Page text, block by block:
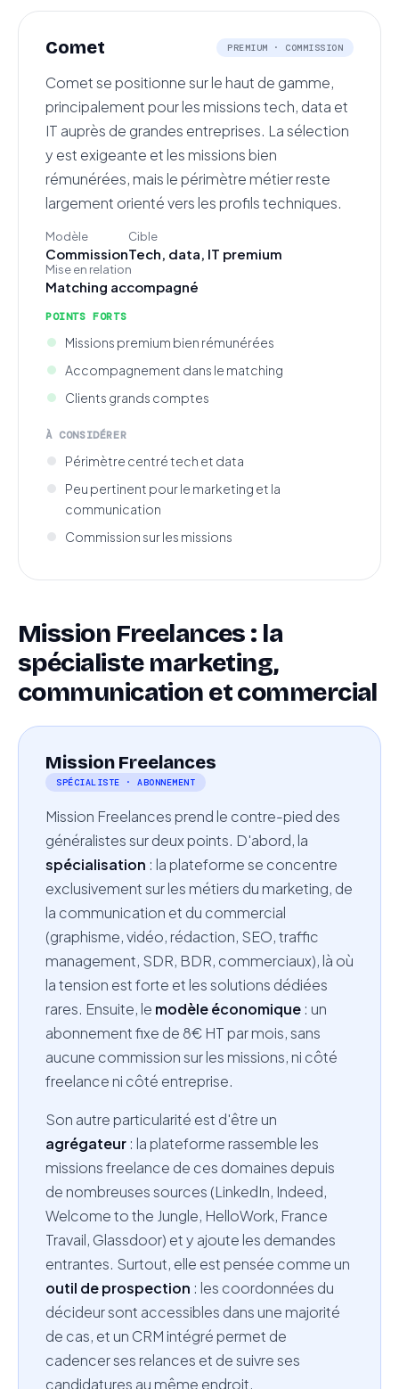
Comet PREMIUM · COMMISSION
Comet se positionne sur le haut de gamme,
principalement pour les missions tech, data et
IT auprès de grandes entreprises. La sélection
y est exigeante et les missions bien
rémunérées, mais le périmètre métier reste
largement orienté vers les profils techniques.
Modèle
Commission
Cible
Tech, data, IT premium
Mise en relation
Matching accompagné
POINTS FORTS
Missions premium bien rémunérées
Accompagnement dans le matching
Clients grands comptes
À CONSIDÉRER
Périmètre centré tech et data
Peu pertinent pour le marketing et la
communication
Commission sur les missions
Mission Freelances : la
spécialiste marketing,
communication et commercial
Mission Freelances
SPÉCIALISTE · ABONNEMENT
Mission Freelances prend le contre-pied des
généralistes sur deux points. D'abord, la
spécialisation : la plateforme se concentre
exclusivement sur les métiers du marketing, de
la communication et du commercial
(graphisme, vidéo, rédaction, SEO, traffic
management, SDR, BDR, commerciaux), là où
la tension est forte et les solutions dédiées
rares. Ensuite, le modèle économique : un
abonnement fixe de 8€ HT par mois, sans
aucune commission sur les missions, ni côté
freelance ni côté entreprise.
Son autre particularité est d'être un
agrégateur : la plateforme rassemble les
missions freelance de ces domaines depuis
de nombreuses sources (LinkedIn, Indeed,
Welcome to the Jungle, HelloWork, France
Travail, Glassdoor) et y ajoute les demandes
entrantes. Surtout, elle est pensée comme un
outil de prospection : les coordonnées du
décideur sont accessibles dans une majorité
de cas, et un CRM intégré permet de
cadencer ses relances et de suivre ses
candidatures au même endroit.